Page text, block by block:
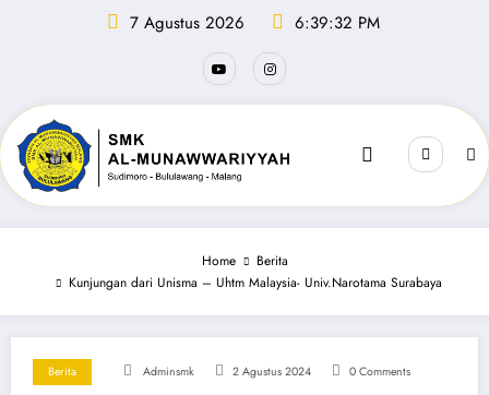
7 Agustus 2026 6:39:33 PM
Home
Berita
Kunjungan dari Unisma – Uhtm Malaysia- Univ.Narotama Surabaya
Berita Adminsmk 2 Agustus 2024 0 Comments